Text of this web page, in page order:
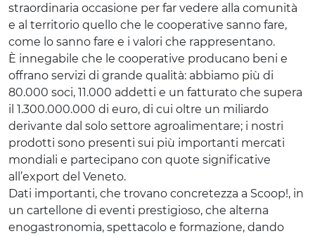
straordinaria occasione per far vedere alla comunità
e al territorio quello che le cooperative sanno fare,
come lo sanno fare e i valori che rappresentano.
È innegabile che le cooperative producano beni e
offrano servizi di grande qualità: abbiamo più di
80.000 soci, 11.000 addetti e un fatturato che supera
il 1.300.000.000 di euro, di cui oltre un miliardo
derivante dal solo settore agroalimentare; i nostri
prodotti sono presenti sui più importanti mercati
mondiali e partecipano con quote significative
all’export del Veneto.
Dati importanti, che trovano concretezza a Scoop!, in
un cartellone di eventi prestigioso, che alterna
enogastronomia, spettacolo e formazione, dando